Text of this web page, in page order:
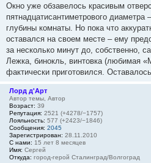
Окно уже обзавелось красивым
пятнадцатисантиметрового
глубины комнаты. Но пока что
оставался на своем месте – ему
за несколько минут до, собственно,
Лежка, бинокль, винтовка (любимая
фактически приготовился.
Лорд д'Арт
Автор темы, Автор
Возраст: 39
Репутация: 2521 (+4278/−1757)
Лояльность: 577 (+2423/−1846)
Сообщения: 2045
Зарегистрирован: 28.11.2010
С нами: 15 лет 8 месяцев
Имя: Сергей
Откуда: город-герой Сталинград/Волгоград